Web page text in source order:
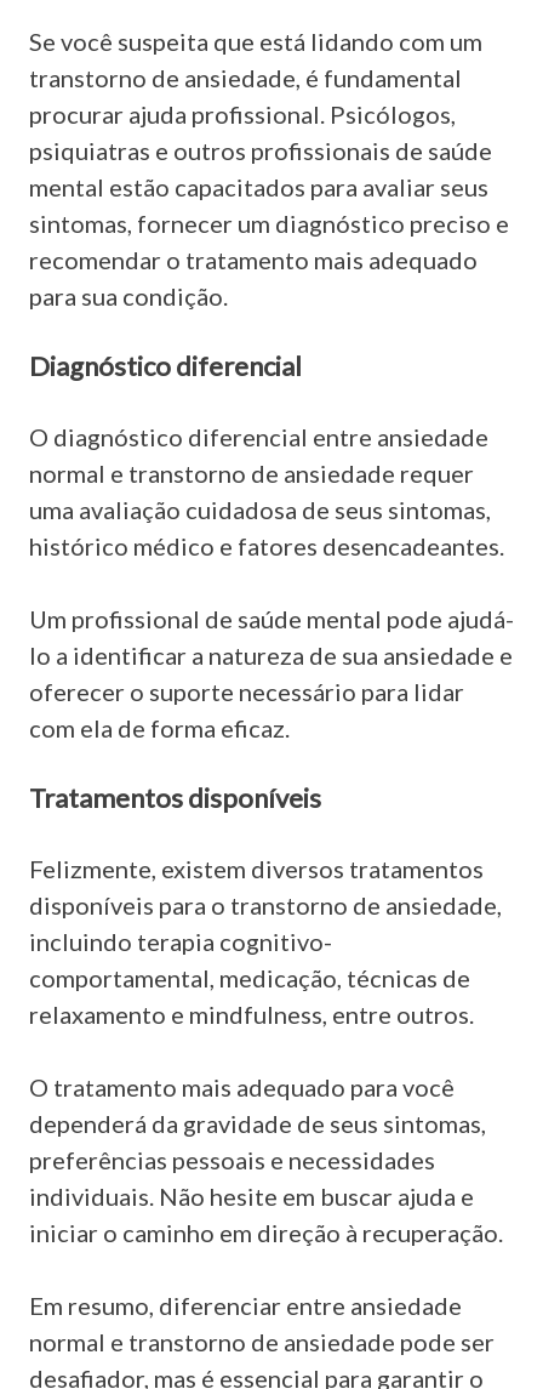
Se você suspeita que está lidando com um
transtorno de ansiedade, é fundamental
procurar ajuda profissional. Psicólogos,
psiquiatras e outros profissionais de saúde
mental estão capacitados para avaliar seus
sintomas, fornecer um diagnóstico preciso e
recomendar o tratamento mais adequado
para sua condição.
Diagnóstico diferencial
O diagnóstico diferencial entre ansiedade
normal e transtorno de ansiedade requer
uma avaliação cuidadosa de seus sintomas,
histórico médico e fatores desencadeantes.
Um profissional de saúde mental pode ajudá-
lo a identificar a natureza de sua ansiedade e
oferecer o suporte necessário para lidar
com ela de forma eficaz.
Tratamentos disponíveis
Felizmente, existem diversos tratamentos
disponíveis para o transtorno de ansiedade,
incluindo terapia cognitivo-
comportamental, medicação, técnicas de
relaxamento e mindfulness, entre outros.
O tratamento mais adequado para você
dependerá da gravidade de seus sintomas,
preferências pessoais e necessidades
individuais. Não hesite em buscar ajuda e
iniciar o caminho em direção à recuperação.
Em resumo, diferenciar entre ansiedade
normal e transtorno de ansiedade pode ser
desafiador, mas é essencial para garantir o